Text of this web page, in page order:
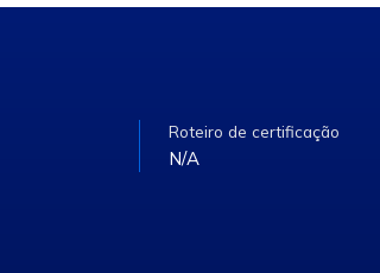
Roteiro de certificação
N/A